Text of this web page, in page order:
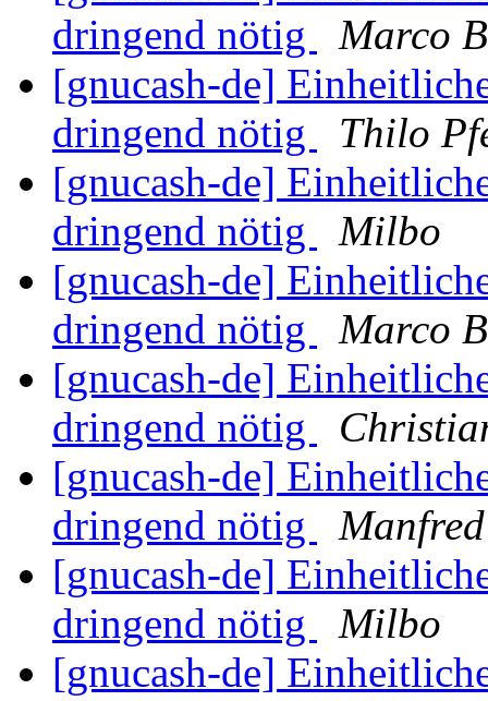
dringend nötig
Marco
[gnucash-de]
dringend nötig
Thilo
[gnucash-de]
dringend nötig
Milbo
[gnucash-de]
dringend nötig
Marco
[gnucash-de]
dringend nötig
[gnucash-de]
dringend nötig
[gnucash-de]
dringend nötig
Milbo
[gnucash-de]